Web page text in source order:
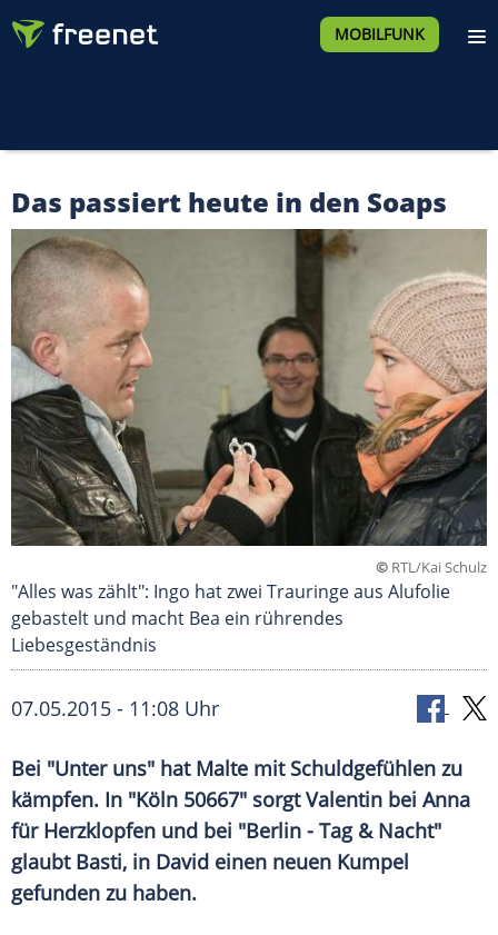
MOBILFUNK
Das passiert heute in den Soaps
© RTL/Kai Schulz
"Alles was zählt": Ingo hat zwei Trauringe aus Alufolie
gebastelt und macht Bea ein rührendes
Liebesgeständnis
07.05.2015 - 11:08 Uhr
Bei "Unter uns" hat Malte mit Schuldgefühlen zu
kämpfen. In "Köln 50667" sorgt Valentin bei Anna
für Herzklopfen und bei "Berlin - Tag & Nacht"
glaubt Basti, in David einen neuen Kumpel
gefunden zu haben.